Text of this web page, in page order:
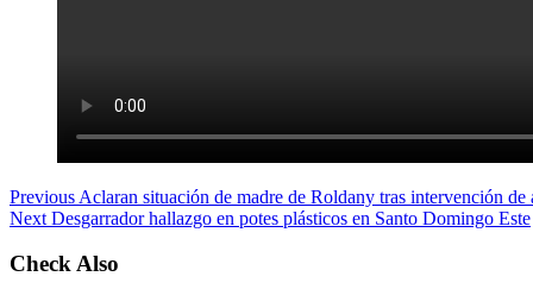
Previous Aclaran situación de madre de Roldany tras intervención de
Next Desgarrador hallazgo en potes plásticos en Santo Domingo Este
Check Also